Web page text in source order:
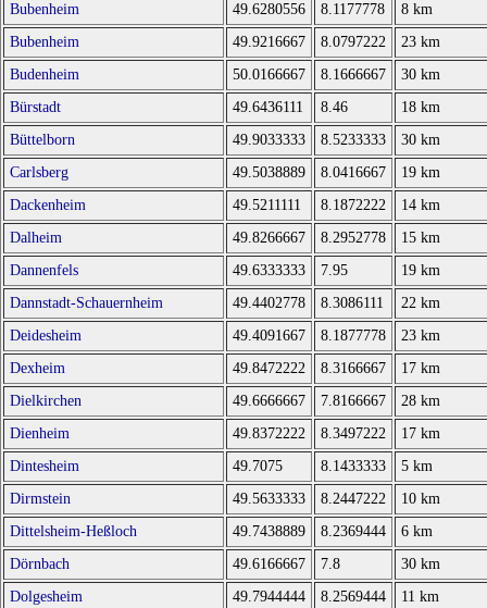
Bubenheim
49.6280556 8.1177778
8 km
Bubenheim
49.9216667 8.0797222
23 km
Budenheim
50.0166667 8.1666667
30 km
Bürstadt
49.6436111 8.46
18 km
Büttelborn
49.9033333 8.5233333
30 km
Carlsberg
49.5038889 8.0416667
19 km
Dackenheim
49.5211111 8.1872222
14 km
Dalheim
49.8266667 8.2952778
15 km
Dannenfels
49.6333333 7.95
19 km
Dannstadt-Schauernheim
49.4402778 8.3086111
22 km
Deidesheim
49.4091667 8.1877778
23 km
Dexheim
49.8472222 8.3166667
17 km
Dielkirchen
49.6666667 7.8166667
28 km
Dienheim
49.8372222 8.3497222
17 km
Dintesheim
49.7075 8.1433333
5 km
Dirmstein
49.5633333 8.2447222
10 km
Dittelsheim-Heßloch
49.7438889 8.2369444
6 km
Dörnbach
49.6166667 7.8
30 km
Dolgesheim
49.7944444 8.2569444
11 km